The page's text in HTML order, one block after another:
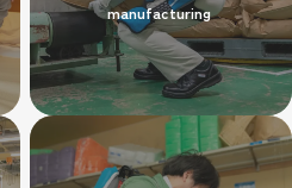
manufacturing